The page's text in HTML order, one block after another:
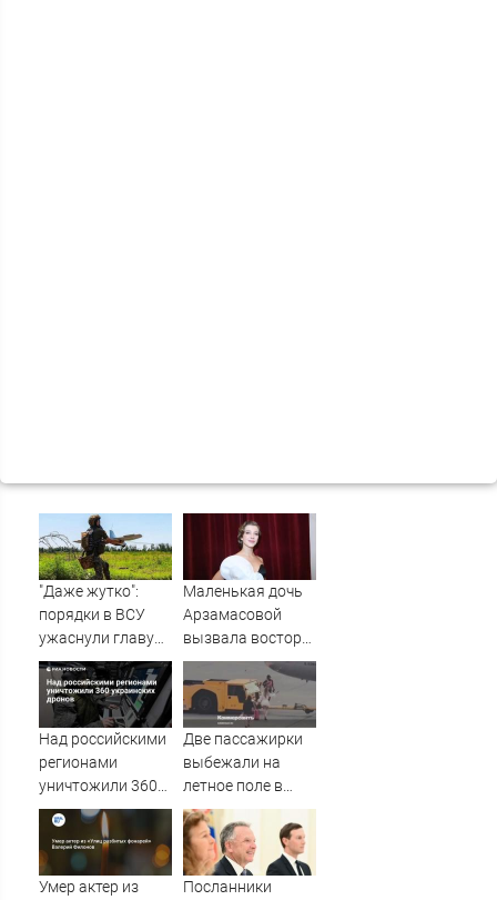
"Даже жутко":
порядки в ВСУ
ужаснули главу
британской
армии
Маленькая дочь
Арзамасовой
вызвала восторг
поклонников
актрисы
Над российскими
регионами
уничтожили 360
украинских
дронов
Две пассажирки
выбежали на
летное поле в
Шереметьево
Умер актер из
Посланники